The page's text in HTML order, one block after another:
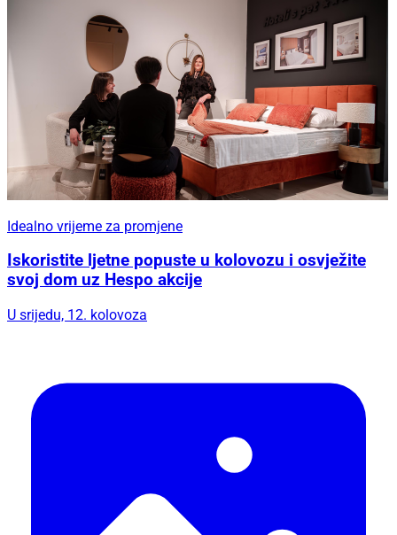
Idealno vrijeme za promjene
Iskoristite ljetne popuste u kolovozu i osvježite
svoj dom uz Hespo akcije
U srijedu, 12. kolovoza